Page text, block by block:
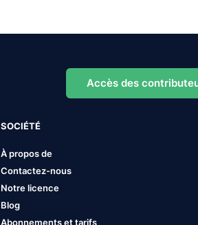
Accès des
SOCIÉTÉ
À propos de
Contactez-nous
Notre licence
Blog
Abonnements et tarifs